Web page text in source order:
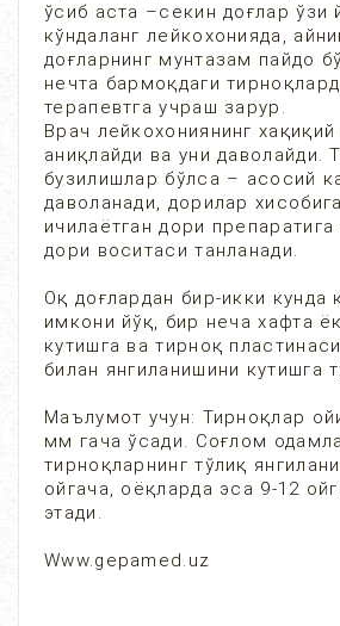
ўсиб аста –секин доғлар ўзи
кўндаланг лейкохонияда,
доғларнинг мунтазам пайдо
нечта бармоқдаги
терапевтга учраш зарур.
Врач лейкохониянинг
аниқлайди ва уни даволайди.
бузилишлар бўлса – асосий
даволанади, дорилар
ичилаётган дори препаратига
дори воситаси танланади.
Оқ доғлардан бир-икки кунда
имкони йўқ, бир неча хафта
кутишга ва тирноқ
билан янгиланишини кутишга
Маълумот учун: Тирноқлар
мм гача ўсади. Соғлом
тирноқларнинг тўлиқ
ойгача, оёқларда эса 9-12
этади.
Www.gepamed.uz